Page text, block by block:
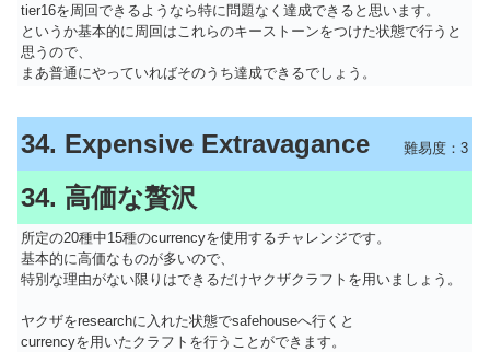
tier16を周回できるようなら特に問題なく達成できると思います。
というか基本的に周回はこれらのキーストーンをつけた状態で行うと
思うので、
まあ普通にやっていればそのうち達成できるでしょう。
34. Expensive Extravagance 難易度：3
34. 高価な贅沢
所定の20種中15種のcurrencyを使用するチャレンジです。
基本的に高価なものが多いので、
特別な理由がない限りはできるだけヤクザクラフトを用いましょう。
ヤクザをresearchに入れた状態でsafehouseへ行くと
currencyを用いたクラフトを行うことができます。